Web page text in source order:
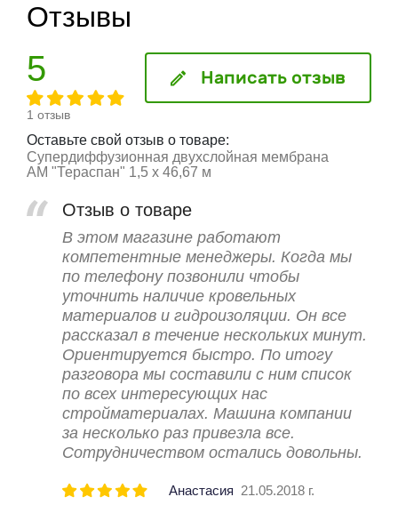
Отзывы
5
1 отзыв
Написать отзыв
Оставьте свой отзыв о товаре:
Супердиффузионная двухслойная мембрана
АМ "Тераспан" 1,5 х 46,67 м
Отзыв о товаре
В этом магазине работают
компетентные менеджеры. Когда мы
по телефону позвонили чтобы
уточнить наличие кровельных
материалов и гидроизоляции. Он все
рассказал в течение нескольких минут.
Ориентируется быстро. По итогу
разговора мы составили с ним список
по всех интересующих нас
стройматериалах. Машина компании
за несколько раз привезла все.
Сотрудничеством остались довольны.
Анастасия 21.05.2018 г.